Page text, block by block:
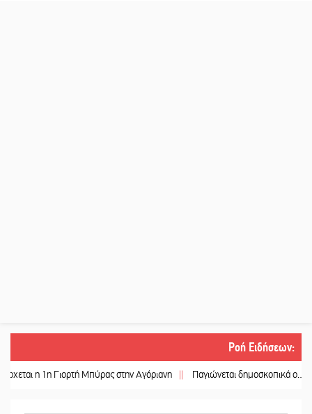
Ροή Ειδήσεων:
η 1η Γιορτή Μπύρας στην Αγόριανη || Παγιώνεται δημοσκοπικά ο…